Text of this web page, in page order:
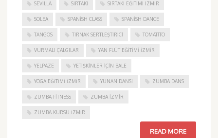
SEVILLA SIRTAKI SIRTAKI EĞITIMI İZMIR
SOLEA SPANISH CLASS SPANISH DANCE
TANGOS TIRNAK SERTLEŞTIRICI TOMATITO
VURMALI ÇALGILAR YAN FLÜT EĞITIMI İZMIR
YELPAZE YETIŞKINLER IÇIN BALE
YOGA EĞITIMI İZMIR YUNAN DANSI ZUMBA DANS
ZUMBA FITNESS ZUMBA İZMIR
ZUMBA KURSU İZMIR
READ MORE